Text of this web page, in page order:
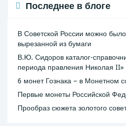
Последнее в блоге
В Советской России можно
вырезанной из бумаги
В.Ю. Сидоров каталог-
периода правления Николая II»
6 монет Гознака – в Монетном
Первые монеты Российской
Прообраз сюжета золотого